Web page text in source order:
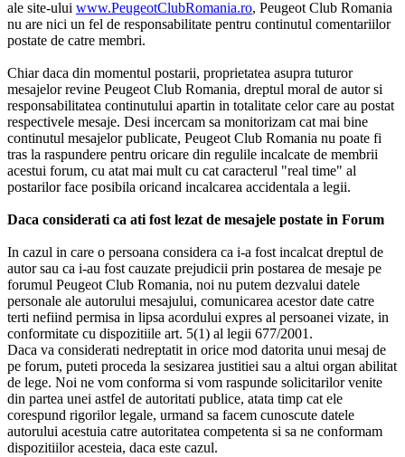
ale site-ului www.PeugeotClubRomania.ro, Peugeot Club Romania
nu are nici un fel de responsabilitate pentru continutul comentariilor
postate de catre membri.
Chiar daca din momentul postarii, proprietatea asupra tuturor
mesajelor revine Peugeot Club Romania, dreptul moral de autor si
responsabilitatea continutului apartin in totalitate celor care au postat
respectivele mesaje. Desi incercam sa monitorizam cat mai bine
continutul mesajelor publicate, Peugeot Club Romania nu poate fi
tras la raspundere pentru oricare din regulile incalcate de membrii
acestui forum, cu atat mai mult cu cat caracterul "real time" al
postarilor face posibila oricand incalcarea accidentala a legii.
Daca considerati ca ati fost lezat de mesajele postate in Forum
In cazul in care o persoana considera ca i-a fost incalcat dreptul de
autor sau ca i-au fost cauzate prejudicii prin postarea de mesaje pe
forumul Peugeot Club Romania, noi nu putem dezvalui datele
personale ale autorului mesajului, comunicarea acestor date catre
terti nefiind permisa in lipsa acordului expres al persoanei vizate, in
conformitate cu dispozitiile art. 5(1) al legii 677/2001.
Daca va considerati nedreptatit in orice mod datorita unui mesaj de
pe forum, puteti proceda la sesizarea justitiei sau a altui organ abilitat
de lege. Noi ne vom conforma si vom raspunde solicitarilor venite
din partea unei astfel de autoritati publice, atata timp cat ele
corespund rigorilor legale, urmand sa facem cunoscute datele
autorului acestuia catre autoritatea competenta si sa ne conformam
dispozitiilor acesteia, daca este cazul.